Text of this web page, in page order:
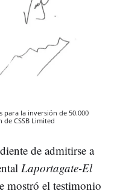
para la inversión de 50.000
CSSB Limited
de admitirse a
Laportagate-El
mostró el testimonio